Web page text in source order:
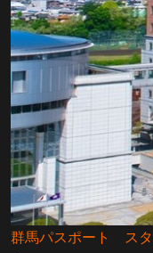
群馬パスポート スタ